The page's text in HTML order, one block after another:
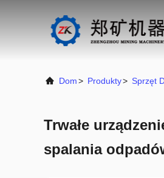
Dom> Produkty> Sprzęt
Trwałe
spalania